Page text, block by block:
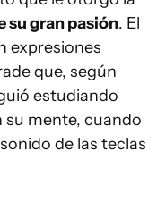
su gran pasión. El
expresiones
que, según
estudiando
su mente, cuando
de las teclas